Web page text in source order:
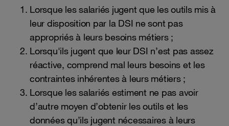
Lorsque les salariés jugent que les outils mis à
leur disposition par la DSI ne sont pas
appropriés à leurs besoins métiers ;
Lorsqu'ils jugent que leur DSI n’est pas assez
réactive, comprend mal leurs besoins et les
contraintes inhérentes à leurs métiers ;
Lorsque les salariés estiment ne pas avoir
d’autre moyen d’obtenir les outils et les
données qu’ils jugent nécessaires à leurs